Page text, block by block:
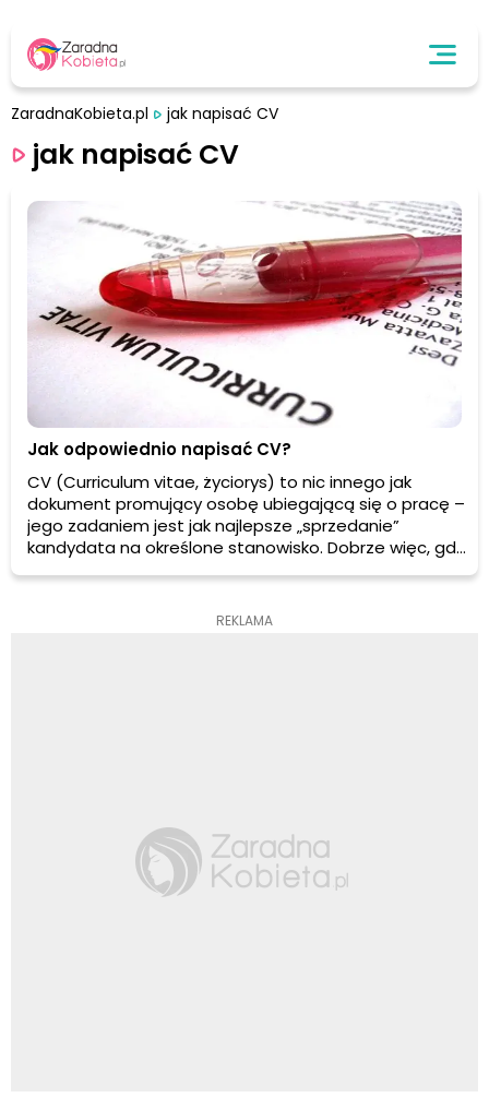
ZaradnaKobieta.pl jak napisać CV
jak napisać CV
Jak odpowiednio napisać CV?
CV (Curriculum vitae, życiorys) to nic innego jak
dokument promujący osobę ubiegającą się o pracę –
jego zadaniem jest jak najlepsze „sprzedanie”
kandydata na określone stanowisko. Dobrze więc, gdy
zawiera jak najwięcej informacji o zawodowych
znaczenia jest jednak sposób ich przekazania.
REKLAMA